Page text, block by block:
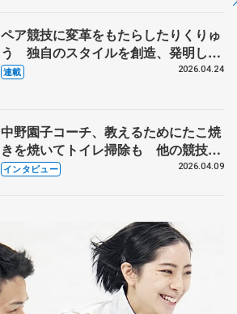
ペア競技に変革をもたらしたりくりゅ
う 独自のスタイルを創造、発明した
【引退発表後②】
連載 2026.04.24
中野園子コーチ、教えるためにたこ焼
きを焼いてトイレ掃除も 他の競技に
も通用するという坂本花織の筋肉
インタビュー 2026.04.09